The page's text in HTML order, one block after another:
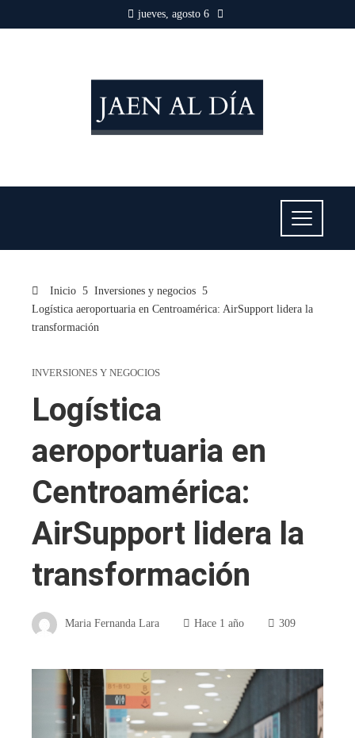
jueves, agosto 6
Inicio
Inversiones y negocios
Logística aeroportuaria en Centroamérica: AirSupport lidera la
transformación
INVERSIONES Y NEGOCIOS
Logística
aeroportuaria en
Centroamérica:
AirSupport lidera la
transformación
Maria Fernanda Lara Hace 1 año 309